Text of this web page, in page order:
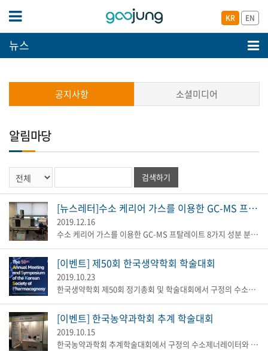
KR EN
뉴스
공지사항 소셜미디어
알림마당
검색하기
[뉴스레터]수소 케리어 가스를 이용한 GC-MS 프탈레이트 8가지 성분 분석
2019.12.16
수소 케리어 가스를 이용한 GC-MS 프탈레이트 8가지 성분 분석 프탈산에스테르는 가장 흔하게 검출되는 잔류성유기오염물질(POPs) 중 하나...
[이벤트] 제50회 한국생약학회 학술대회
2019.10.23
한국생약학회 제50회 정기총회 및 학술대회에서 구정의 수소제너레이터와 소형 시료 농축기 Evatros mini를 직접 볼 수 있는 기회가 있습니다...
[이벤트] 한국농약과학회 추계 학술대회
2019.10.15
한국농약과학회 추계학술대회에서 구정의 수소제너레이터와 마이크로 원심분리기를 직접 볼 수 있는 기회가 있습니다. 직접 시연 가능...